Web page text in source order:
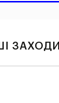
ЗАХОДИ